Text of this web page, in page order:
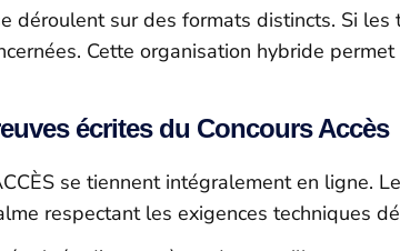
déroulent sur des formats distincts. Si
Cette organisation hybride
écrites du Concours Accès
se tiennent intégralement en ligne.
respectant les exigences techniques